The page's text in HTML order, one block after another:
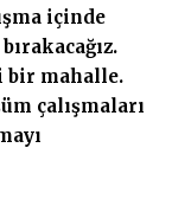
içinde
bir mahalle.
çalışmaları